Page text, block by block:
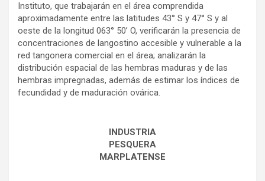
Instituto, que trabajarán en el área comprendida
aproximadamente entre las latitudes 43° S y 47° S y al
oeste de la longitud 063° 50’ O, verificarán la presencia de
concentraciones de langostino accesible y vulnerable a la
red tangonera comercial en el área; analizarán la
distribución espacial de las hembras maduras y de las
hembras impregnadas, además de estimar los índices de
fecundidad y de maduración ovárica.
INDUSTRIA
PESQUERA
MARPLATENSE